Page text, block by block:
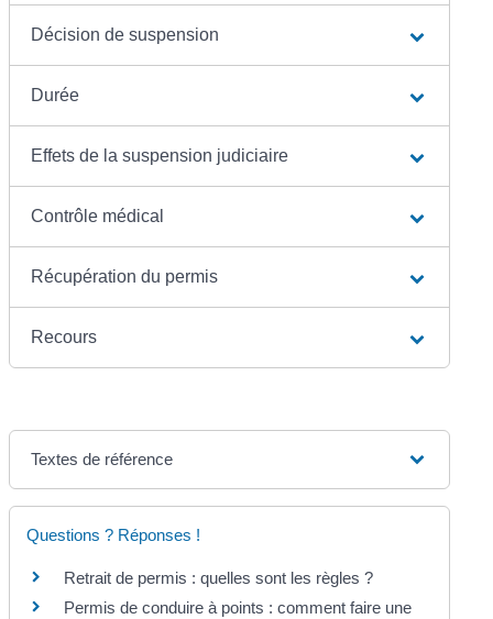
Décision de suspension
Durée
Effets de la suspension judiciaire
Contrôle médical
Récupération du permis
Recours
Textes de référence
Questions ? Réponses !
Retrait de permis : quelles sont les règles ?
Permis de conduire à points : comment faire une